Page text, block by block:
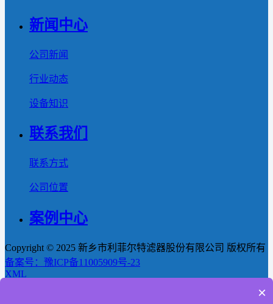
新闻中心
公司新闻
行业动态
设备知识
联系我们
联系方式
公司位置
案例中心
Copyright © 2025 新乡市利菲尔特滤器股份有限公司 版权所有
备案号：豫ICP备11005909号-23
XML
×